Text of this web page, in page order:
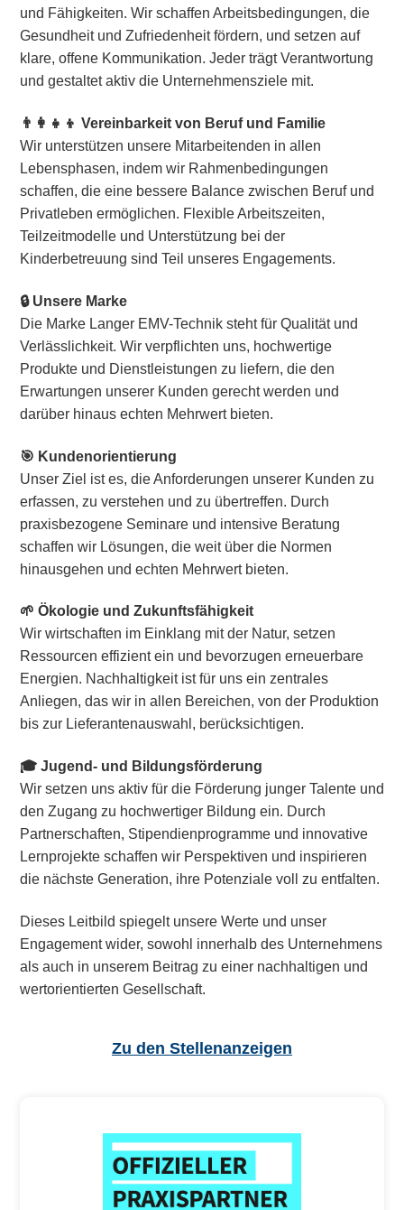
und Fähigkeiten. Wir schaffen Arbeitsbedingungen, die
Gesundheit und Zufriedenheit fördern, und setzen auf
klare, offene Kommunikation. Jeder trägt Verantwortung
und gestaltet aktiv die Unternehmensziele mit.
👨‍👩‍👧‍👦 Vereinbarkeit von Beruf und Familie
Wir unterstützen unsere Mitarbeitenden in allen
Lebensphasen, indem wir Rahmenbedingungen
schaffen, die eine bessere Balance zwischen Beruf und
Privatleben ermöglichen. Flexible Arbeitszeiten,
Teilzeitmodelle und Unterstützung bei der
Kinderbetreuung sind Teil unseres Engagements.
🔒 Unsere Marke
Die Marke Langer EMV-Technik steht für Qualität und
Verlässlichkeit. Wir verpflichten uns, hochwertige
Produkte und Dienstleistungen zu liefern, die den
Erwartungen unserer Kunden gerecht werden und
darüber hinaus echten Mehrwert bieten.
🎯 Kundenorientierung
Unser Ziel ist es, die Anforderungen unserer Kunden zu
erfassen, zu verstehen und zu übertreffen. Durch
praxisbezogene Seminare und intensive Beratung
schaffen wir Lösungen, die weit über die Normen
hinausgehen und echten Mehrwert bieten.
🌱 Ökologie und Zukunftsfähigkeit
Wir wirtschaften im Einklang mit der Natur, setzen
Ressourcen effizient ein und bevorzugen erneuerbare
Energien. Nachhaltigkeit ist für uns ein zentrales
Anliegen, das wir in allen Bereichen, von der Produktion
bis zur Lieferantenauswahl, berücksichtigen.
🎓 Jugend- und Bildungsförderung
Wir setzen uns aktiv für die Förderung junger Talente und
den Zugang zu hochwertiger Bildung ein. Durch
Partnerschaften, Stipendienprogramme und innovative
Lernprojekte schaffen wir Perspektiven und inspirieren
die nächste Generation, ihre Potenziale voll zu entfalten.
Dieses Leitbild spiegelt unsere Werte und unser
Engagement wider, sowohl innerhalb des Unternehmens
als auch in unserem Beitrag zu einer nachhaltigen und
wertorientierten Gesellschaft.
Zu den Stellenanzeigen